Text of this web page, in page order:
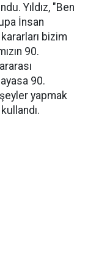
Yıldız, "Ben
İnsan
bizim
90.
90.
yapmak